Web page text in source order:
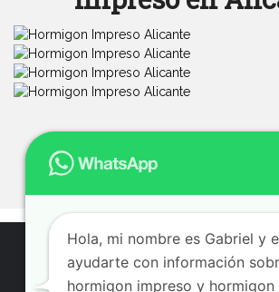
Ver más fotos de hormigón
Hola, mi nombre es Gabriel y
ayudarte con información
hormigon impreso y hormigon